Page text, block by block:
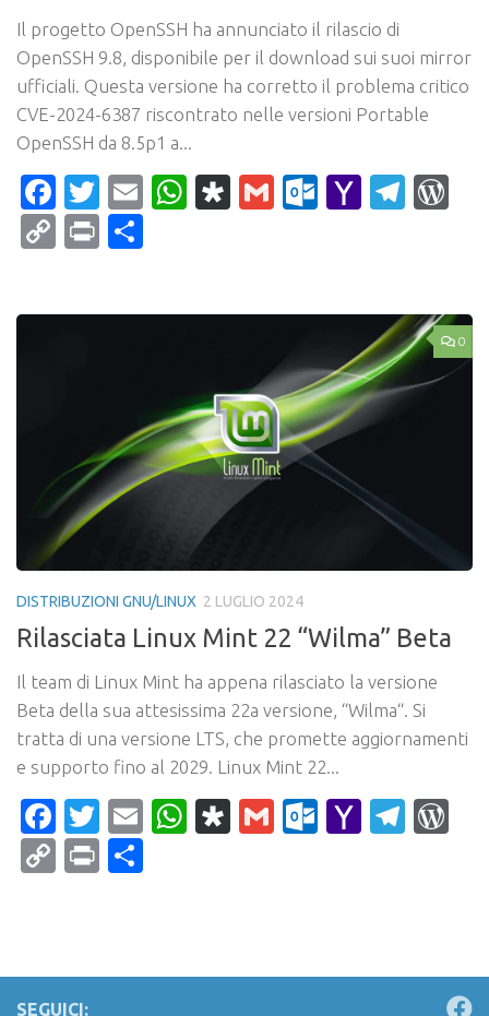
Il progetto OpenSSH ha annunciato il rilascio di
OpenSSH 9.8, disponibile per il download sui suoi mirror
ufficiali. Questa versione ha corretto il problema critico
CVE-2024-6387 riscontrato nelle versioni Portable
OpenSSH da 8.5p1 a...
Facebook
Twitter
EmailWhatsApp
Diaspora
Gmail Yahoo
CopyPrint
0
DISTRIBUZIONI GNU/LINUX 2 LUGLIO 2024
Rilasciata Linux Mint 22 “Wilma” Beta
Il team di Linux Mint ha appena rilasciato la versione
Beta della sua attesissima 22a versione, “Wilma“. Si
tratta di una versione LTS, che promette aggiornamenti
e supporto fino al 2029. Linux Mint 22...
Facebook
Twitter
EmailWhatsApp
Diaspora
Gmail Yahoo
CopyPrint
SEGUICI: